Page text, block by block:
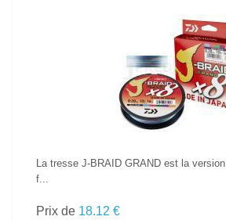
VOIR LE PRODUIT
La tresse J-BRAID GRAND est la
f...
Prix de 18.12 €